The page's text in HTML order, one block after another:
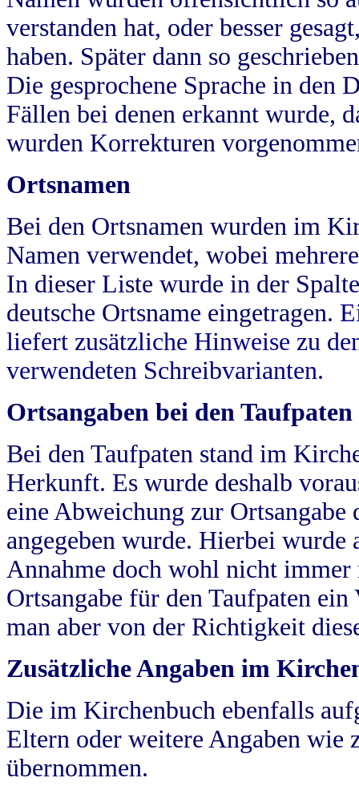
verstanden hat, oder besser
haben. Später dann so
Die gesprochene Sprache in
Fällen bei denen erkannt wurde,
wurden Korrekturen
Ortsnamen
Bei den Ortsnamen wurden im
Namen verwendet, wobei
In dieser Liste wurde in der
deutsche Ortsname eingetragen.
liefert zusätzliche Hinweise zu
verwendeten Schreibvarianten.
Ortsangaben bei den Taufpaten
Bei den Taufpaten stand im
Herkunft. Es wurde deshalb
eine Abweichung zur
angegeben wurde. Hierbei wurde
Annahme doch wohl nicht
Ortsangabe für den Taufpaten
man aber von der Richtigkeit
Zusätzliche Angaben im
Die im Kirchenbuch ebenfalls
Eltern oder weitere Angaben wie
übernommen.